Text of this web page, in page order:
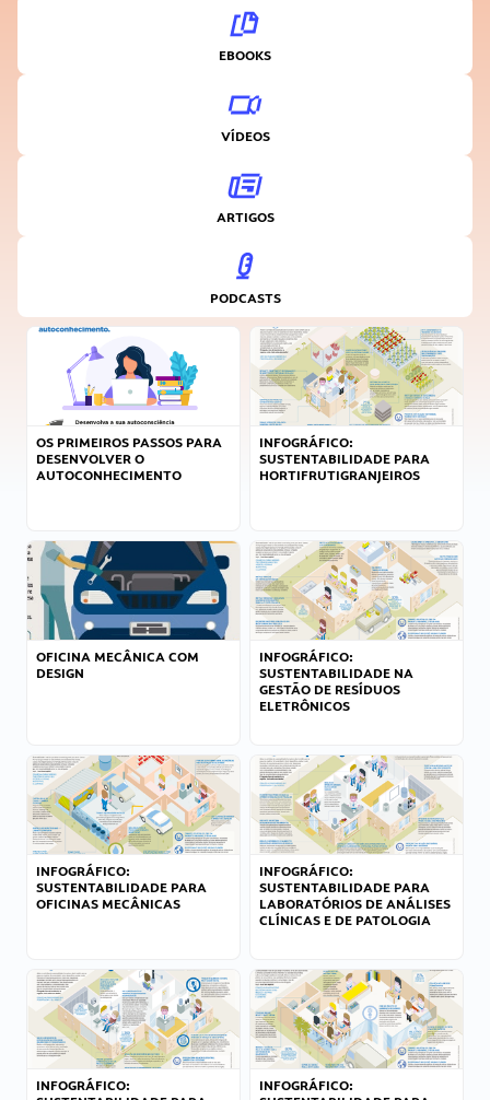
EBOOKS
VÍDEOS
ARTIGOS
PODCASTS
OS PRIMEIROS PASSOS PARA
DESENVOLVER O
AUTOCONHECIMENTO
INFOGRÁFICO:
SUSTENTABILIDADE PARA
HORTIFRUTIGRANJEIROS
OFICINA MECÂNICA COM
DESIGN
INFOGRÁFICO:
SUSTENTABILIDADE NA
GESTÃO DE RESÍDUOS
ELETRÔNICOS
INFOGRÁFICO:
SUSTENTABILIDADE PARA
OFICINAS MECÂNICAS
INFOGRÁFICO:
SUSTENTABILIDADE PARA
LABORATÓRIOS DE ANÁLISES
CLÍNICAS E DE PATOLOGIA
INFOGRÁFICO:
INFOGRÁFICO: